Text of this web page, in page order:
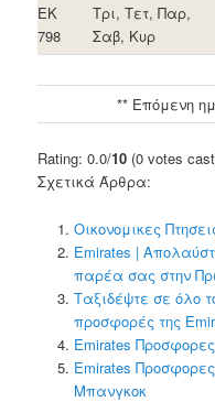
EK
798
Τρι, Τετ, Παρ,
Σαβ, Κυρ
** Επόμενη
Rating: 0.0/10 (0 votes
Σχετικά Άρθρα:
Οικονομικες
Emirates |
παρέα σας στην
Ταξιδέψτε σε όλο
προσφορές της
Emirates
Emirates
Μπανγκοκ